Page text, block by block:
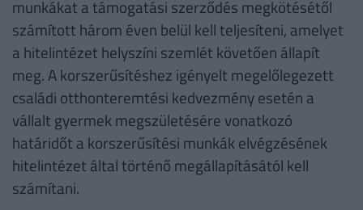
munkákat a támogatási szerződés megkötésétől
számított három éven belül kell teljesíteni, amelyet
a hitelintézet helyszíni szemlét követően állapít
meg. A korszerűsítéshez igényelt megelőlegezett
családi otthonteremtési kedvezmény esetén a
vállalt gyermek megszületésére vonatkozó
határidőt a korszerűsítési munkák elvégzésének
hitelintézet által történő megállapításától kell
számítani.